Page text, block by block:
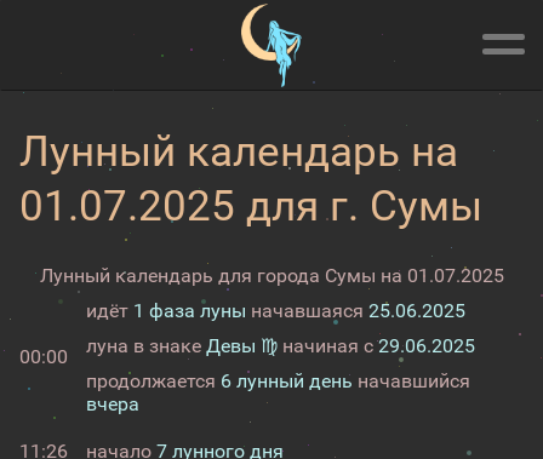
Лунный календарь на
01.07.2025 для г. Сумы
Лунный календарь для города Сумы на 01.07.2025
00:00
идёт 1 фаза луны начавшаяся 25.06.2025
луна в знаке Девы ♍ начиная с29.06.2025
продолжается 6 лунный день начавшийся
вчера
11:26 начало 7 лунного дня